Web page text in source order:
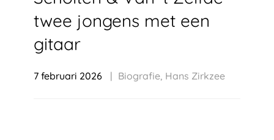
twee jongens met een
gitaar
7 februari 2026 Biografie, Hans Zirkzee